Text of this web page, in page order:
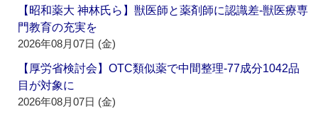
【昭和薬大 神林氏ら】獣医師と薬剤師に認識差‐獣医療専
門教育の充実を
2026年08月07日 (金)
【厚労省検討会】OTC類似薬で中間整理‐77成分1042品
目が対象に
2026年08月07日 (金)